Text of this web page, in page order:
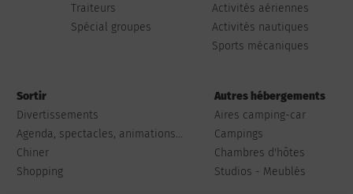
Traiteurs
Spécial groupes
Activités aériennes
Activités nautiques
Sports mécaniques
Sortir
Divertissements
Agenda, spectacles, animations...
Chiner
Shopping
Autres hébergements
Aires camping-car
Campings
Chambres d'hôtes
Studios - Meublés